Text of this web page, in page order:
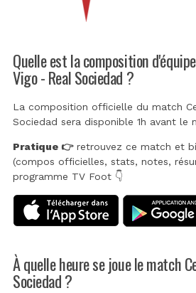
Quelle est la composition
Vigo - Real Sociedad ?
La composition officielle du match
Sociedad sera disponible 1h avant le
Pratique 👉retrouvez ce match et
(compos officielles, stats, notes,
programme TV Foot 👇
À quelle heure se joue le match
Sociedad ?